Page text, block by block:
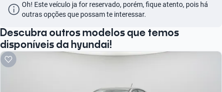
Busque por marca
Busque por modelo
Busque por versão
Oh! Este veículo ja for reservado, porém, fique atento, pois há
outras opções que possam te interessar.
Descubra outros modelos que temos
disponíveis da hyundai!